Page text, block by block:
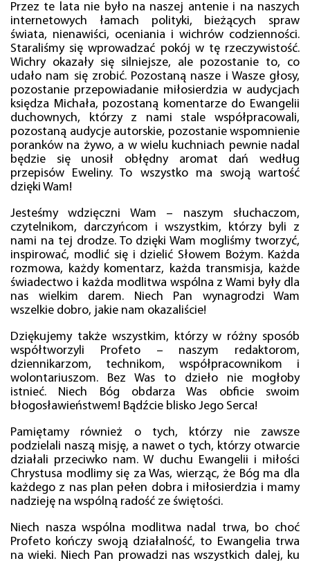
Przez te lata nie było na naszej antenie i na naszych
internetowych łamach polityki, bieżących spraw
świata, nienawiści, oceniania i wichrów codzienności.
Staraliśmy się wprowadzać pokój w tę rzeczywistość.
Wichry okazały się silniejsze, ale pozostanie to, co
udało nam się zrobić. Pozostaną nasze i Wasze głosy,
pozostanie przepowiadanie miłosierdzia w audycjach
księdza Michała, pozostaną komentarze do Ewangelii
duchownych, którzy z nami stale współpracowali,
pozostaną audycje autorskie, pozostanie wspomnienie
poranków na żywo, a w wielu kuchniach pewnie nadal
będzie się unosił obłędny aromat dań według
przepisów Eweliny. To wszystko ma swoją wartość
dzięki Wam!
Jesteśmy wdzięczni Wam – naszym słuchaczom,
czytelnikom, darczyńcom i wszystkim, którzy byli z
nami na tej drodze. To dzięki Wam mogliśmy tworzyć,
inspirować, modlić się i dzielić Słowem Bożym. Każda
rozmowa, każdy komentarz, każda transmisja, każde
świadectwo i każda modlitwa wspólna z Wami były dla
nas wielkim darem. Niech Pan wynagrodzi Wam
wszelkie dobro, jakie nam okazaliście!
Dziękujemy także wszystkim, którzy w różny sposób
współtworzyli Profeto – naszym redaktorom,
dziennikarzom, technikom, współpracownikom i
wolontariuszom. Bez Was to dzieło nie mogłoby
istnieć. Niech Bóg obdarza Was obficie swoim
błogosławieństwem! Bądźcie blisko Jego Serca!
Pamiętamy również o tych, którzy nie zawsze
podzielali naszą misję, a nawet o tych, którzy otwarcie
działali przeciwko nam. W duchu Ewangelii i miłości
Chrystusa modlimy się za Was, wierząc, że Bóg ma dla
każdego z nas plan pełen dobra i miłosierdzia i mamy
nadzieję na wspólną radość ze świętości.
Niech nasza wspólna modlitwa nadal trwa, bo choć
Profeto kończy swoją działalność, to Ewangelia trwa
na wieki. Niech Pan prowadzi nas wszystkich dalej, ku